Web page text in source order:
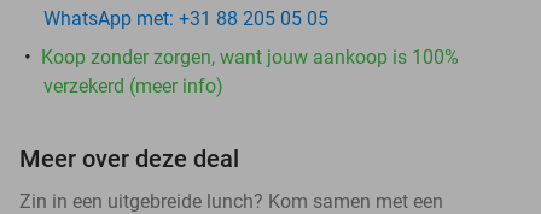
WhatsApp met: +31 88 205 05 05
Koop zonder zorgen, want jouw aankoop is 100%
verzekerd (meer info)
Meer over deze deal
Zin in een uitgebreide lunch? Kom samen met een